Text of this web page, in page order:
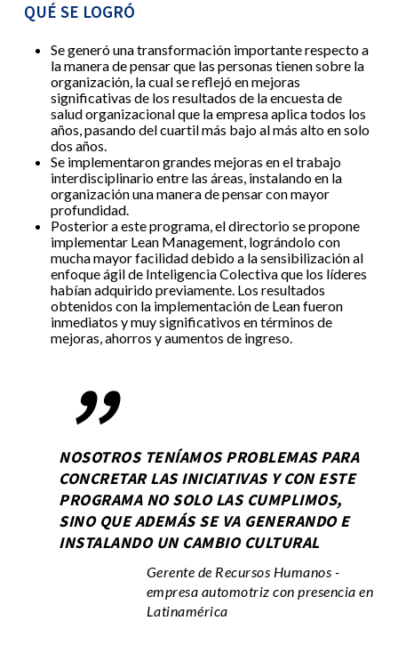
QUÉ SE LOGRÓ
Se generó una transformación importante respecto a
la manera de pensar que las personas tienen sobre la
organización, la cual se reflejó en mejoras
significativas de los resultados de la encuesta de
salud organizacional que la empresa aplica todos los
años, pasando del cuartil más bajo al más alto en solo
dos años.
Se implementaron grandes mejoras en el trabajo
interdisciplinario entre las áreas, instalando en la
organización una manera de pensar con mayor
profundidad.
Posterior a este programa, el directorio se propone
implementar Lean Management, lográndolo con
mucha mayor facilidad debido a la sensibilización al
enfoque ágil de Inteligencia Colectiva que los líderes
habían adquirido previamente. Los resultados
obtenidos con la implementación de Lean fueron
inmediatos y muy significativos en términos de
mejoras, ahorros y aumentos de ingreso.
”
NOSOTROS TENÍAMOS PROBLEMAS PARA
CONCRETAR LAS INICIATIVAS Y CON ESTE
PROGRAMA NO SOLO LAS CUMPLIMOS,
SINO QUE ADEMÁS SE VA GENERANDO E
INSTALANDO UN CAMBIO CULTURAL
Gerente de Recursos Humanos -
empresa automotriz con presencia en
Latinamérica